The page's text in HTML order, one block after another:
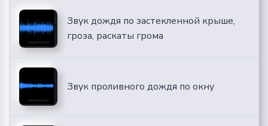
Звук дождя по застекленной крыше,
гроза, раскаты грома
Звук проливного дождя по окну